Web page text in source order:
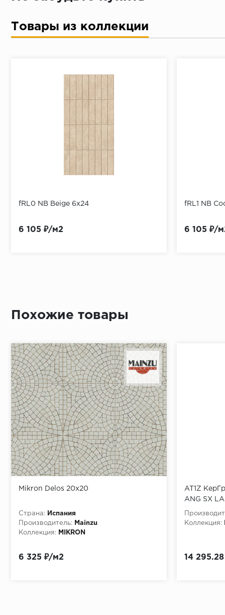
Товары из коллекции
fRL0 NB Beige 6x24
6 105 ₽/м2
fRL1 NB
6 105 ₽/
Похожие товары
Mikron Delos 20х20
Страна:
Испания
Производитель:
Mainzu
Коллекция:
MIKRON
6 325 ₽/м2
AT1Z
ANG SX
Коллекция:
14